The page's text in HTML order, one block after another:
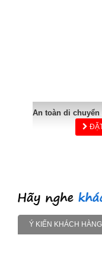
An toàn di
Ý KIẾN KHÁCH HÀNG